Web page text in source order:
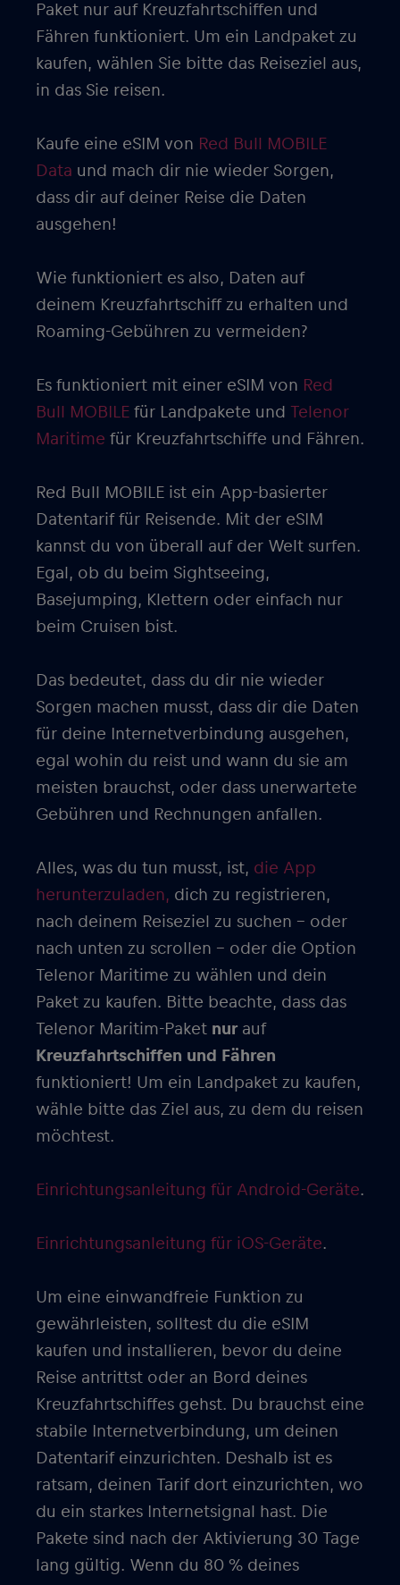
Paket nur auf Kreuzfahrtschiffen und
Fähren funktioniert. Um ein Landpaket zu
kaufen, wählen Sie bitte das Reiseziel aus,
in das Sie reisen.
Kaufe eine eSIM von Red Bull MOBILE
Data und mach dir nie wieder Sorgen,
dass dir auf deiner Reise die Daten
ausgehen!
Wie funktioniert es also, Daten auf
deinem Kreuzfahrtschiff zu erhalten und
Roaming-Gebühren zu vermeiden?
Es funktioniert mit einer eSIM von Red
Bull MOBILE für Landpakete und Telenor
Maritime für Kreuzfahrtschiffe und Fähren.
Red Bull MOBILE ist ein App-basierter
Datentarif für Reisende. Mit der eSIM
kannst du von überall auf der Welt surfen.
Egal, ob du beim Sightseeing,
Basejumping, Klettern oder einfach nur
beim Cruisen bist.
Das bedeutet, dass du dir nie wieder
Sorgen machen musst, dass dir die Daten
für deine Internetverbindung ausgehen,
egal wohin du reist und wann du sie am
meisten brauchst, oder dass unerwartete
Gebühren und Rechnungen anfallen.
Alles, was du tun musst, ist, die App
herunterzuladen, dich zu registrieren,
nach deinem Reiseziel zu suchen – oder
nach unten zu scrollen – oder die Option
Telenor Maritime zu wählen und dein
Paket zu kaufen. Bitte beachte, dass das
Telenor Maritim-Paket nur auf
Kreuzfahrtschiffen und Fähren
funktioniert! Um ein Landpaket zu kaufen,
wähle bitte das Ziel aus, zu dem du reisen
möchtest.
Einrichtungsanleitung für Android-Geräte.
Einrichtungsanleitung für iOS-Geräte.
Um eine einwandfreie Funktion zu
gewährleisten, solltest du die eSIM
kaufen und installieren, bevor du deine
Reise antrittst oder an Bord deines
Kreuzfahrtschiffes gehst. Du brauchst eine
stabile Internetverbindung, um deinen
Datentarif einzurichten. Deshalb ist es
ratsam, deinen Tarif dort einzurichten, wo
du ein starkes Internetsignal hast. Die
Pakete sind nach der Aktivierung 30 Tage
lang gültig. Wenn du 80 % deines